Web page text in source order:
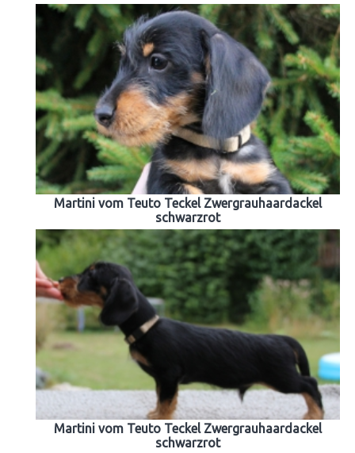
Martini vom Teuto Teckel Zwergrauhaardackel
schwarzrot
Martini vom Teuto Teckel Zwergrauhaardackel
schwarzrot